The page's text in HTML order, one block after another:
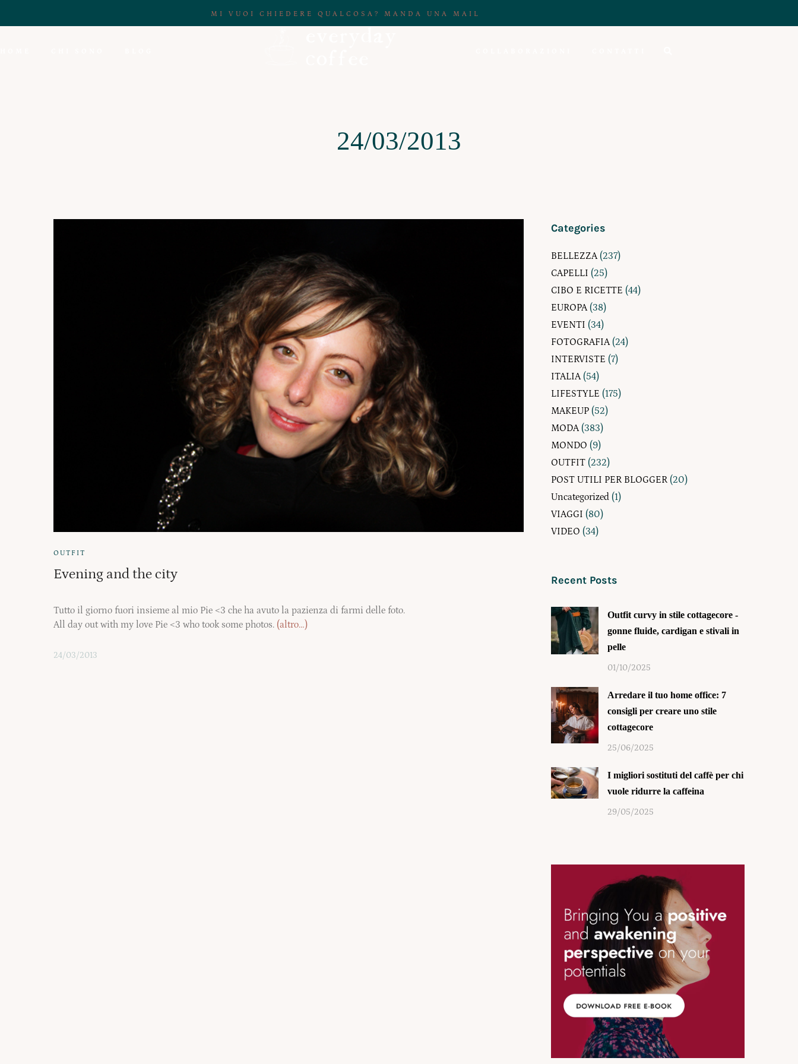
MI VUOI CHIEDERE QUALCOSA? MANDA UNA MAIL
24/03/2013
OUTFIT
Evening and the city
Tutto il giorno fuori insieme al mio Pie <3 che ha avuto la pazienza di farmi delle foto.
All day out with my love Pie <3 who took some photos. (altro…)
24/03/2013
Categories
BELLEZZA(237)
CAPELLI (25)
CIBO E RICETTE (44)
EUROPA(38)
EVENTI (34)
FOTOGRAFIA(24)
INTERVISTE (7)
ITALIA(54)
LIFESTYLE (175)
MAKEUP (52)
MODA(383)
MONDO (9)
OUTFIT (232)
POST UTILI PER BLOGGER (20)
Uncategorized (1)
VIAGGI (80)
VIDEO (34)
Recent Posts
Outfit curvy in stile cottagecore -
gonne fluide, cardigan e stivali in
pelle
01/10/2025
Arredare il tuo home office: 7
consigli per creare uno stile
cottagecore
25/06/2025
I migliori sostituti del caffè per chi
vuole ridurre la caffeina
29/05/2025